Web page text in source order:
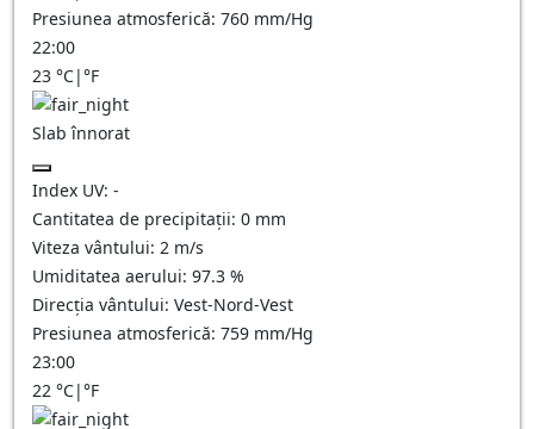
Presiunea atmosferică: 760 mm/Hg
22:00
23 °C|°F
Slab înnorat
Index UV: -
Cantitatea de precipitații: 0 mm
Viteza vântului: 2 m/s
Umiditatea aerului: 97.3 %
Direcția vântului: Vest-Nord-Vest
Presiunea atmosferică: 759 mm/Hg
23:00
22 °C|°F